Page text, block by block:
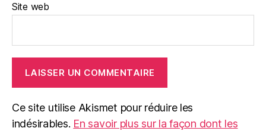
Site web
Ce site utilise Akismet pour réduire les
indésirables. En savoir plus sur la façon dont les